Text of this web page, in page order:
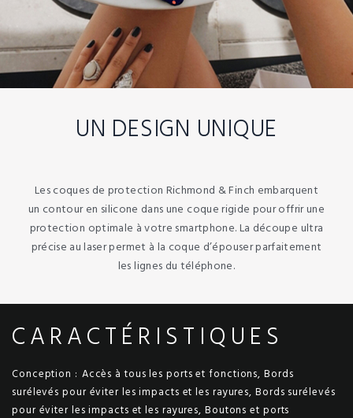
UN DESIGN UNIQUE
Les coques de protection Richmond & Finch embarquent
un contour en silicone dans une coque rigide pour offrir une
protection optimale à votre smartphone. La découpe ultra
précise au laser permet à la coque d’épouser parfaitement
les lignes du téléphone.
CARACTÉRISTIQUES
Conception : Accès à tous les ports et fonctions, Bords
surélevés pour éviter les impacts et les rayures, Bords surélevés
pour éviter les impacts et les rayures, Boutons et ports